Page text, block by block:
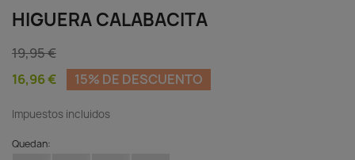
HIGUERA CALABACITA
19,95 €
16,96 €
15% DE DESCUENTO
Impuestos incluidos
Quedan: